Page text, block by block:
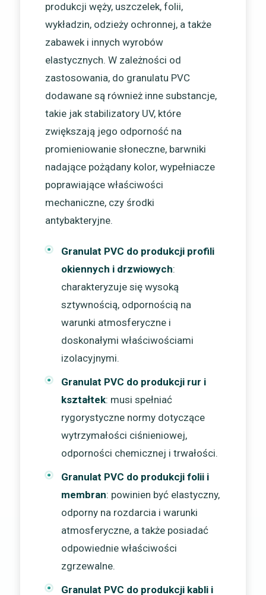
produkcji węży, uszczelek, folii,
wykładzin, odzieży ochronnej, a także
zabawek i innych wyrobów
elastycznych. W zależności od
zastosowania, do granulatu PVC
dodawane są również inne substancje,
takie jak stabilizatory UV, które
zwiększają jego odporność na
promieniowanie słoneczne, barwniki
nadające pożądany kolor, wypełniacze
poprawiające właściwości
mechaniczne, czy środki
antybakteryjne.
Granulat PVC do produkcji profili
okiennych i drzwiowych:
charakteryzuje się wysoką
sztywnością, odpornością na
warunki atmosferyczne i
doskonałymi właściwościami
izolacyjnymi.
Granulat PVC do produkcji rur i
kształtek: musi spełniać
rygorystyczne normy dotyczące
wytrzymałości ciśnieniowej,
odporności chemicznej i trwałości.
Granulat PVC do produkcji folii i
membran: powinien być elastyczny,
odporny na rozdarcia i warunki
atmosferyczne, a także posiadać
odpowiednie właściwości
zgrzewalne.
Granulat PVC do produkcji kabli i